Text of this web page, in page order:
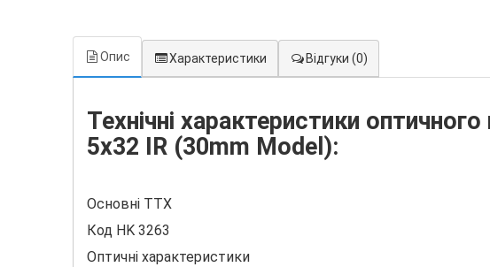
Опис Характеристики Відгуки (0)
Технічні характеристики
5x32 IR (30mm Model):
Основні ТТХ
Код HK 3263
Оптичні характеристики